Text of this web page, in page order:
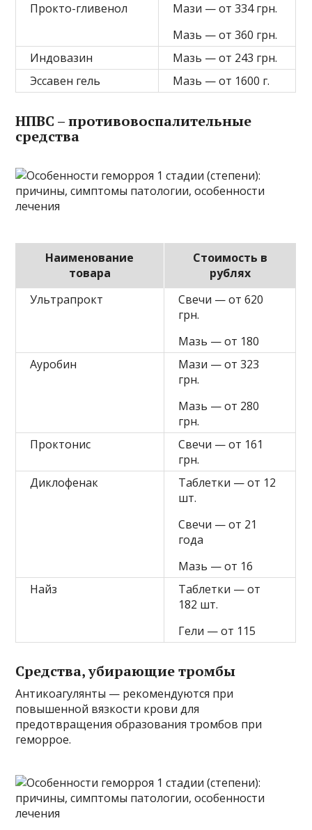
Прокто-гливенол
Мази — от 334 грн.
Мазь — от 360 грн.
Индовазин
Мазь — от 243 грн.
Эссавен гель
Мазь — от 1600 г.
НПВС – противовоспалительные
средства
Наименование
товара
Стоимость в
рублях
Ультрапрокт
Свечи — от 620
грн.
Мазь — от 180
Ауробин
Мази — от 323
грн.
Мазь — от 280
грн.
Проктонис
Свечи — от 161
грн.
Диклофенак
Таблетки — от 12
шт.
Свечи — от 21
года
Мазь — от 16
Найз
Таблетки — от
182 шт.
Гели — от 115
Средства, убирающие тромбы
Антикоагулянты — рекомендуются при
повышенной вязкости крови для
предотвращения образования тромбов при
геморрое.